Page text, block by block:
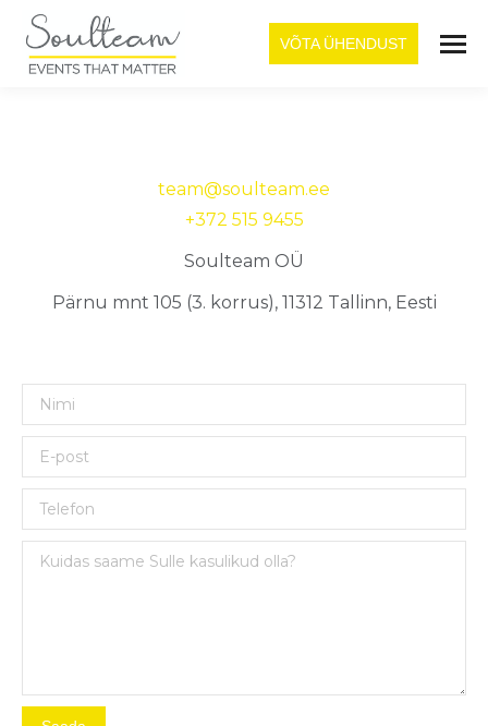
VÕTA ÜHENDUST
team@soulteam.ee
+372 515 9455
Soulteam OÜ
Pärnu mnt 105 (3. korrus), 11312 Tallinn, Eesti